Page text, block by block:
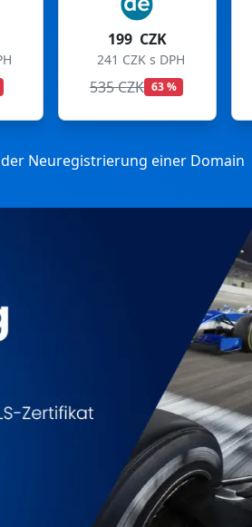
199 CZK
241 CZK s DPH
699 CZK 72 %
Neuregistrierung einer Domain